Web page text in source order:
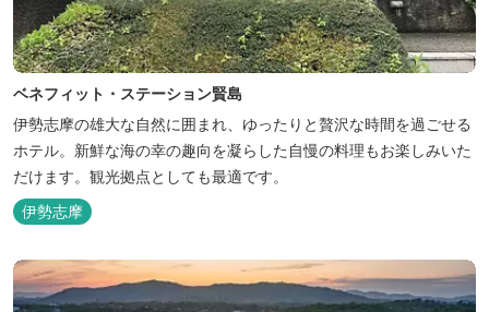
ベネフィット・ステーション賢島
伊勢志摩の雄大な自然に囲まれ、ゆったりと贅沢な時間を過ごせる
ホテル。新鮮な海の幸の趣向を凝らした自慢の料理もお楽しみいた
だけます。観光拠点としても最適です。
伊勢志摩